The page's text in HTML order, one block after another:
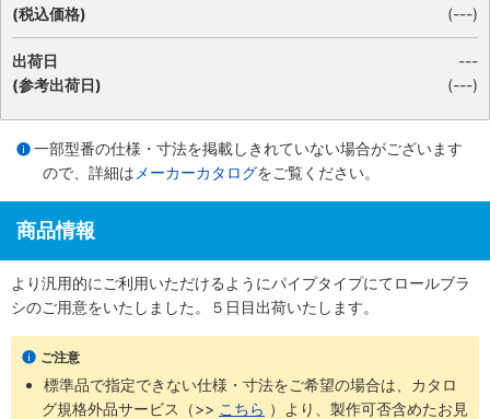
(税込価格)
(---)
出荷日
(参考出荷日)
---
(---)
一部型番の仕様・寸法を掲載しきれていない場合がございます
ので、詳細は メーカーカタログをご覧ください。
商品情報
より汎用的にご利用いただけるようにパイプタイプにてロールブラ
シのご用意をいたしました。５日目出荷いたします。
ご注意
標準品で指定できない仕様・寸法をご希望の場合は、カタロ
グ規格外品サービス（>> こちら ）より、製作可否含めたお見